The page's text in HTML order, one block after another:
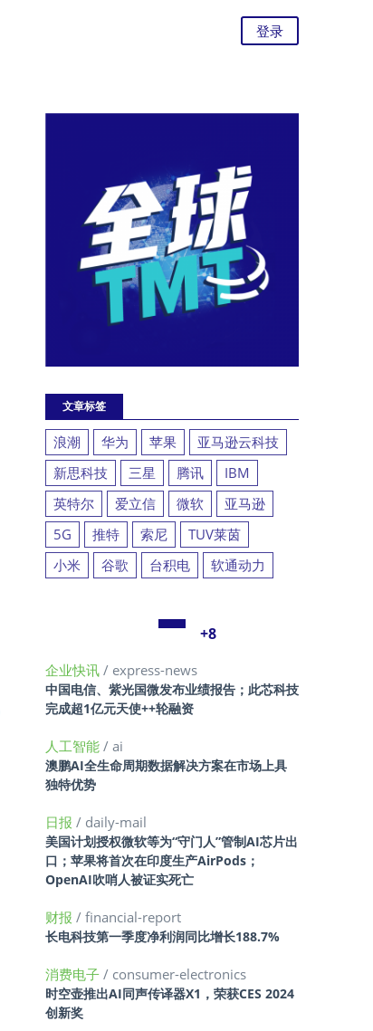
登录
文章标签
浪潮 华为 苹果
亚马逊云科技
新思科技
三星 腾讯
IBM
英特尔
爱立信 微软
亚马逊
5G
推特 索尼
TUV莱茵
小米
谷歌 台积电 软通动力
+8
企业快讯 / express-news
中国电信、紫光国微发布业绩报告；此芯科技
完成超1亿元天使++轮融资
人工智能 / ai
澳鹏AI全生命周期数据解决方案在市场上具
独特优势
日报 / daily-mail
美国计划授权微软等为“守门人”管制AI芯片出
口；苹果将首次在印度生产AirPods；
OpenAI吹哨人被证实死亡
财报 / financial-report
长电科技第一季度净利润同比增长188.7%
消费电子 / consumer-electronics
时空壶推出AI同声传译器X1，荣获CES 2024
创新奖